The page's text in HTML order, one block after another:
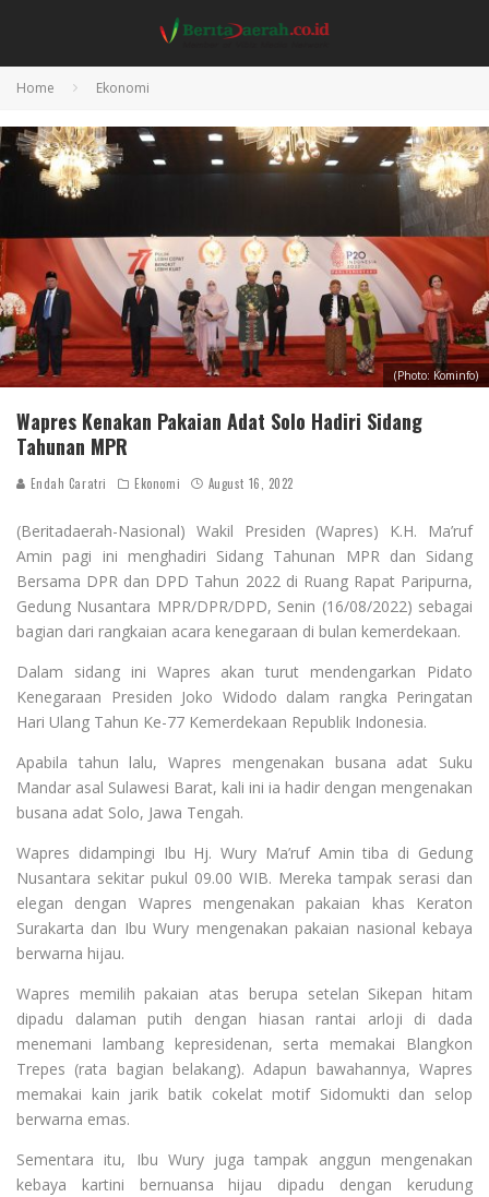
Home Ekonomi
(Photo: Kominfo)
Wapres Kenakan Pakaian Adat Solo Hadiri Sidang
Tahunan MPR
Endah Caratri Ekonomi August 16, 2022
(Beritadaerah-Nasional) Wakil Presiden (Wapres) K.H. Ma’ruf
Amin pagi ini menghadiri Sidang Tahunan MPR dan Sidang
Bersama DPR dan DPD Tahun 2022 di Ruang Rapat Paripurna,
Gedung Nusantara MPR/DPR/DPD, Senin (16/08/2022) sebagai
bagian dari rangkaian acara kenegaraan di bulan kemerdekaan.
Dalam sidang ini Wapres akan turut mendengarkan Pidato
Kenegaraan Presiden Joko Widodo dalam rangka Peringatan
Hari Ulang Tahun Ke-77 Kemerdekaan Republik Indonesia.
Apabila tahun lalu, Wapres mengenakan busana adat Suku
Mandar asal Sulawesi Barat, kali ini ia hadir dengan mengenakan
busana adat Solo, Jawa Tengah.
Wapres didampingi Ibu Hj. Wury Ma’ruf Amin tiba di Gedung
Nusantara sekitar pukul 09.00 WIB. Mereka tampak serasi dan
elegan dengan Wapres mengenakan pakaian khas Keraton
Surakarta dan Ibu Wury mengenakan pakaian nasional kebaya
berwarna hijau.
Wapres memilih pakaian atas berupa setelan Sikepan hitam
dipadu dalaman putih dengan hiasan rantai arloji di dada
menemani lambang kepresidenan, serta memakai Blangkon
Trepes (rata bagian belakang). Adapun bawahannya, Wapres
memakai kain jarik batik cokelat motif Sidomukti dan selop
berwarna emas.
Sementara itu, Ibu Wury juga tampak anggun mengenakan
kebaya kartini bernuansa hijau dipadu dengan kerudung